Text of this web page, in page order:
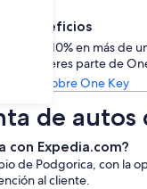
a beneficios
un 10% en más de
auto si eres parte de
sobre One Key
de autos
con Expedia.com?
de Podgorica, con la
al cliente.